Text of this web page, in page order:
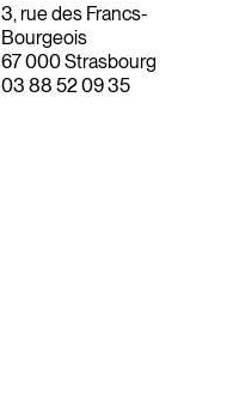
3, rue des Francs-
Bourgeois
67 000 Strasbourg
03 88 52 09 35